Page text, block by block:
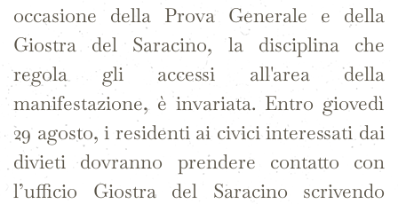
occasione della Prova Generale e della
Giostra del Saracino, la disciplina che
regola gli accessi all'area della
manifestazione, è invariata. Entro giovedì
29 agosto, i residenti ai civici interessati dai
divieti dovranno prendere contatto con
l’ufficio Giostra del Saracino scrivendo